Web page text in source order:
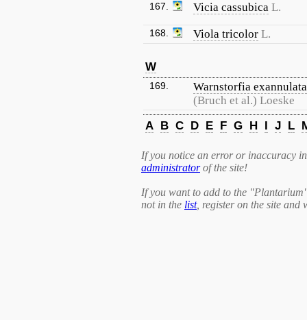
167. Vicia cassubica L.
168. Viola tricolor L.
W
169.
Warnstorfia exannulata
(Bruch et al.) Loeske
A B C D E F G H I J L
If you notice an error or inaccuracy
administratorof the site!
If you want to add to the
not in the list, register on the site and